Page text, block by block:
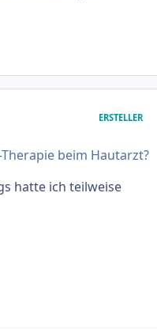
ERSTELLER
beim Hautarzt?
hatte ich teilweise